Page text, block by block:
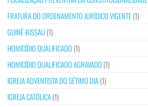
FRATURA DO ORDENAMENTO JURÍDICO VIGENTE(1)
GUINÉ-BISSAU(1)
HOMICÍDIO QUALIFICADO (1)
HOMICÍDIO QUALIFICADO AGRAVADO (1)
IGREJA ADVENTISTA DO SÉTIMO DIA(1)
IGREJA CATÓLICA(1)